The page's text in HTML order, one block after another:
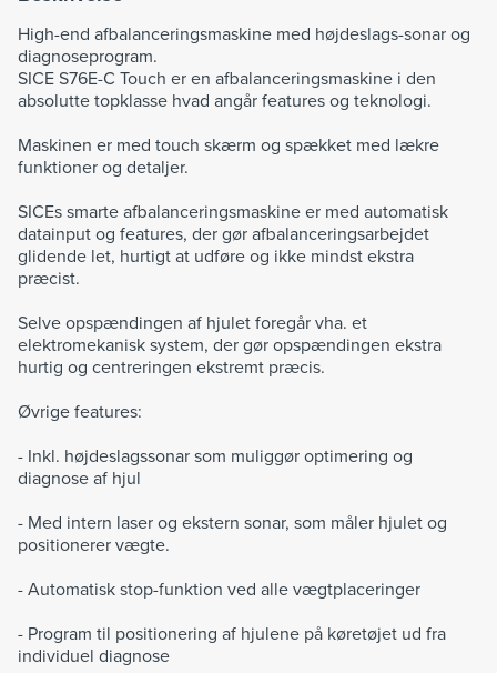
High-end afbalanceringsmaskine med højdeslags-sonar og
diagnoseprogram.
SICE S76E-C Touch er en afbalanceringsmaskine i den
absolutte topklasse hvad angår features og teknologi.
Maskinen er med touch skærm og spækket med lækre
funktioner og detaljer.
SICEs smarte afbalanceringsmaskine er med automatisk
datainput og features, der gør afbalanceringsarbejdet
glidende let, hurtigt at udføre og ikke mindst ekstra
præcist.
Selve opspændingen af hjulet foregår vha. et
elektromekanisk system, der gør opspændingen ekstra
hurtig og centreringen ekstremt præcis.
Øvrige features:
- Inkl. højdeslagssonar som muliggør optimering og
diagnose af hjul
- Med intern laser og ekstern sonar, som måler hjulet og
positionerer vægte.
- Automatisk stop-funktion ved alle vægtplaceringer
- Program til positionering af hjulene på køretøjet ud fra
individuel diagnose